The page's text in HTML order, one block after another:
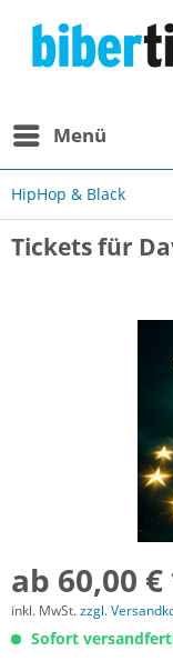
Menü
HipHop & Black
Tickets für
ab 60,00
inkl. MwSt.zzgl.
Sofort